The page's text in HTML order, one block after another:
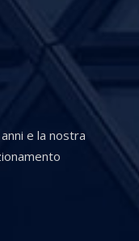
e la nostra